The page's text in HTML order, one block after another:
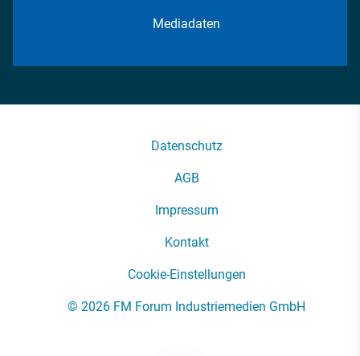
Mediadaten
Datenschutz
AGB
Impressum
Kontakt
Cookie-Einstellungen
© 2026 FM Forum Industriemedien GmbH